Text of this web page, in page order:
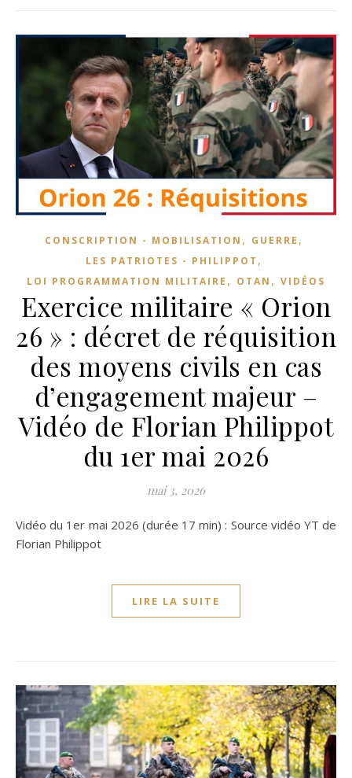
CONSCRIPTION - MOBILISATION , GUERRE ,
LES PATRIOTES - PHILIPPOT ,
LOI PROGRAMMATION MILITAIRE , OTAN , VIDÉOS
Exercice militaire « Orion
26 » : décret de réquisition
des moyens civils en cas
d’engagement majeur –
Vidéo de Florian Philippot
du 1er mai 2026
mai 3, 2026
Vidéo du 1er mai 2026 (durée 17 min) : Source vidéo YT de
Florian Philippot
LIRE LA SUITE